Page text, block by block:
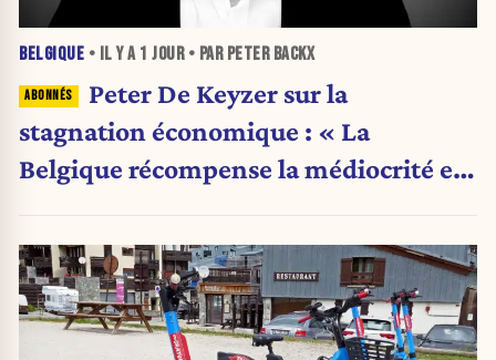
BELGIQUE • IL Y A 1 JOUR• PAR PETER BACKX
Peter De Keyzer sur la
stagnation économique : « La
Belgique récompense la médiocrité et